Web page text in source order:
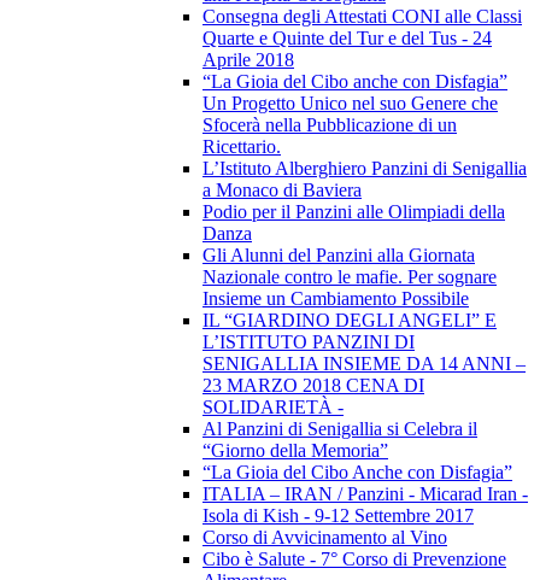
Consegna degli Attestati CONI alle Classi
Quarte e Quinte del Tur e del Tus - 24
Aprile 2018
“La Gioia del Cibo anche con Disfagia”
Un Progetto Unico nel suo Genere che
Sfocerà nella Pubblicazione di un
Ricettario.
L’Istituto Alberghiero Panzini di Senigallia
a Monaco di Baviera
Podio per il Panzini alle Olimpiadi della
Danza
Gli Alunni del Panzini alla Giornata
Nazionale contro le mafie. Per sognare
Insieme un Cambiamento Possibile
IL “GIARDINO DEGLI ANGELI” E
L’ISTITUTO PANZINI DI
SENIGALLIA INSIEME DA 14 ANNI –
23 MARZO 2018 CENA DI
SOLIDARIETÀ -
Al Panzini di Senigallia si Celebra il
“Giorno della Memoria”
“La Gioia del Cibo Anche con Disfagia”
ITALIA – IRAN / Panzini - Micarad Iran -
Isola di Kish - 9-12 Settembre 2017
Corso di Avvicinamento al Vino
Cibo è Salute - 7° Corso di Prevenzione